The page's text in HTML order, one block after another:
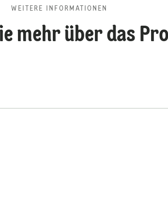
WEITERE INFORMATIONEN
mehr über das